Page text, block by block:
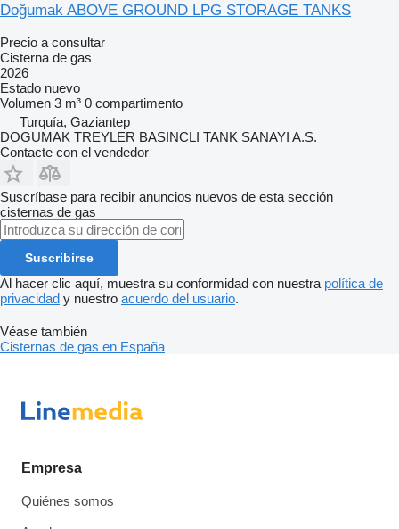
Doğumak ABOVE GROUND LPG STORAGE TANKS
Precio a consultar
Cisterna de gas
2026
Estado nuevo
Volumen 3 m³ 0 compartimento
Turquía, Gaziantep
DOGUMAK TREYLER BASINCLI TANK SANAYI A.S.
Contacte con el vendedor
Suscríbase para recibir anuncios nuevos de esta sección
cisternas de gas
Suscribirse
Al hacer clic aquí, muestra su conformidad con nuestra política de
privacidad y nuestro acuerdo del usuario.
Véase también
Cisternas de gas en España
Empresa
Quiénes somos